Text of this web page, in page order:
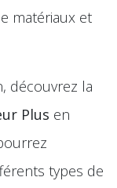
matériaux et
découvrez la
Plus en
types de